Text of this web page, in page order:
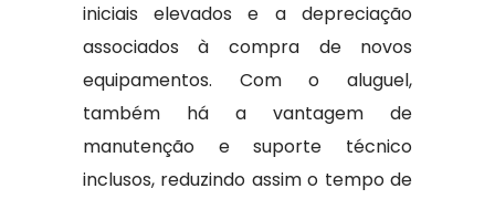
iniciais elevados e a depreciação
associados à compra de novos
equipamentos. Com o aluguel,
também há a vantagem de
manutenção e suporte técnico
inclusos, reduzindo assim o tempo de